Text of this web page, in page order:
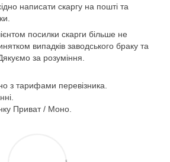
написати скаргу на пошті та
посилки скарги більше не
випадків заводського браку та
за розуміння.
з тарифами перевізника.
Приват / Моно.